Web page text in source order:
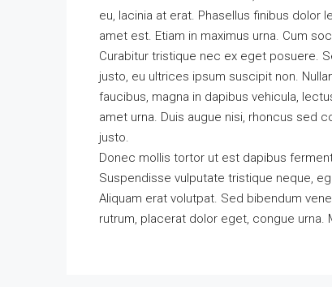
eu, lacinia at erat. Phasellus finibus
amet est. Etiam in maximus urna. Cum
Curabitur tristique nec ex eget posuere.
justo, eu ultrices ipsum suscipit non.
faucibus, magna in dapibus vehicula,
amet urna. Duis augue nisi, rhoncus sed
justo.
Donec mollis tortor ut est dapibus
Suspendisse vulputate tristique neque,
Aliquam erat volutpat. Sed bibendum
rutrum, placerat dolor eget, congue